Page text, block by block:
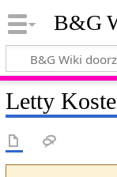
B&G
Letty